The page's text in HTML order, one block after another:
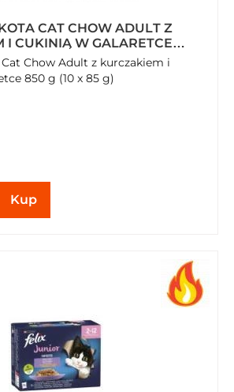
CAT CHOW ADULT Z
I CUKINIĄ W GALARETCE
G) Chow Adult z kurczakiem i
850 g (10 x 85 g)